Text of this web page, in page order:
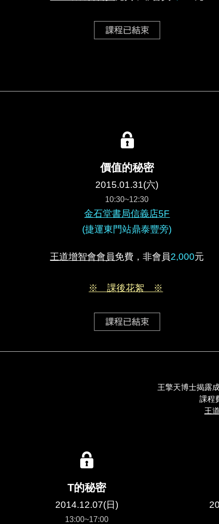
價值的秘密
2015.01.31(六)
10:30~12:30
金石堂書局信義店5F
(捷運東門站鼎泰豐旁)
王道增智會會員免費，非會員2,000元
※ 課後花絮 ※
王擎天博士揭露
課程
王
T的秘密
2014.12.07(日)
13:00~17:00